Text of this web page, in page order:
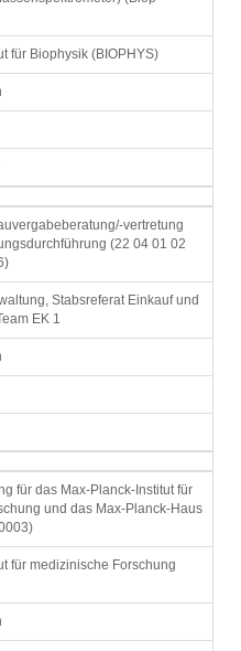
für Biophysik (BIOPHYS)
vertretung
(22 04 01 02
Stabsreferat Einkauf und
EK 1
für das Max-Planck-Institut für
und das Max-Planck-Haus
für medizinische Forschung